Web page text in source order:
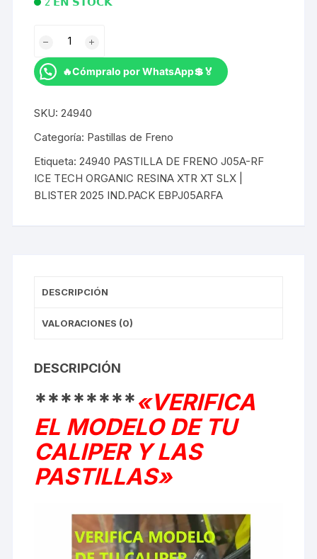
FRENO
J05A-
ICE
TECH
RESINA
XTR
XT
EBPJ05ARFA
🔥Cómpralo por WhatsApp💲🏅
SKU:24940
Categoría: Pastillas de Freno
Etiqueta:24940 PASTILLA DE FRENO J05A-RF
ICE TECH ORGANIC RESINA XTR XT SLX |
BLISTER 2025 IND.PACK EBPJ05ARFA
DESCRIPCIÓN
VALORACIONES (0)
DESCRIPCIÓN
********«VERIFICA
EL MODELO DE TU
CALIPER Y LAS
PASTILLAS»